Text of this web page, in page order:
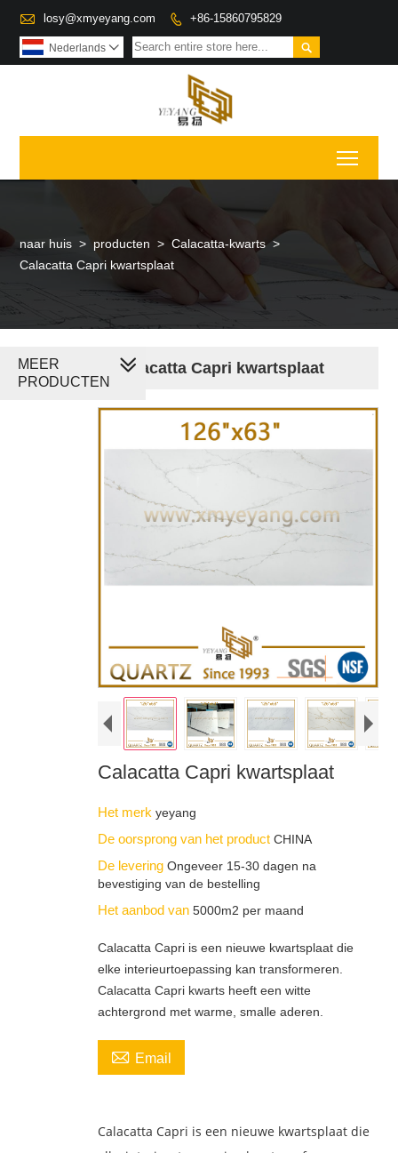
 losy@xmyeyang.com  +86-15860795829

Nederlands 
naar huis > producten > Calacatta-kwarts >
Calacatta Capri kwartsplaat
Calacatta Capri kwartsplaat
Calacatta Capri kwartsplaat
Het merk yeyang
De oorsprong van het product CHINA
De levering Ongeveer 15-30 dagen na
bevestiging van de bestelling
Het aanbod van 5000m2 per maand
Calacatta Capri is een nieuwe kwartsplaat die
elke interieurtoepassing kan transformeren.
Calacatta Capri kwarts heeft een witte
achtergrond met warme, smalle aderen.
 Email
Calacatta Capri is een nieuwe kwartsplaat die
MEER
PRODUCTEN